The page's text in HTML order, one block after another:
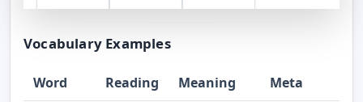
Vocabulary Examples
Word Reading Meaning Meta